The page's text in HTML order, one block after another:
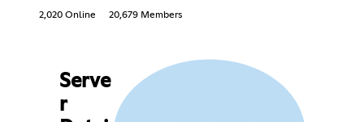
2,020 Online 20,679 Members
Serve
r